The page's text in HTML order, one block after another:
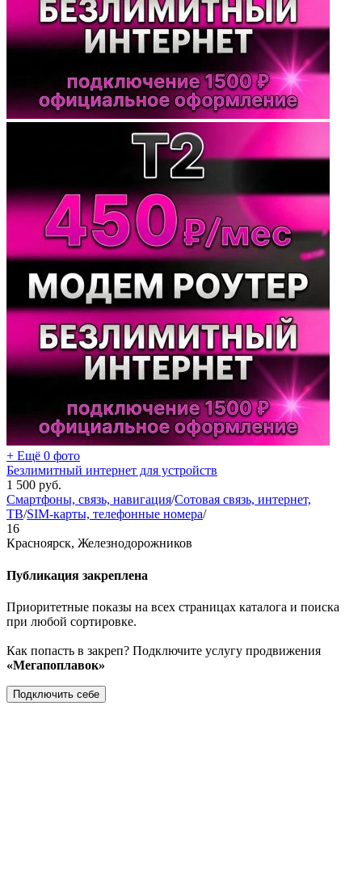
+ Ещё 0 фото
Безлимитный интернет для устройств
1 500 руб.
Смартфоны, связь, навигация/Сотовая связь, интернет,
ТВ/SIM-карты, телефонные номера/
16
Красноярск, Железнодорожников
Публикация закреплена
Приоритетные показы на всех страницах каталога и поиска
при любой сортировке.
Как попасть в закреп? Подключите услугу продвижения
«Мегапоплавок»
Подключить себе